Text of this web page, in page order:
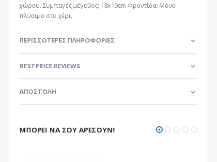
χώρου. Συμπαγές μέγεθος: 18x19cm Φροντίδα: Μόνο
πλύσιμο στο χέρι.
ΠΕΡΙΣΣΌΤΕΡΕΣ ΠΛΗΡΟΦΟΡΊΕΣ
BESTPRICE REVIEWS
ΑΠΟΣΤΟΛΗ
ΜΠΟΡΕΊ ΝΑ ΣΟΥ ΑΡΈΣΟΥΝ!